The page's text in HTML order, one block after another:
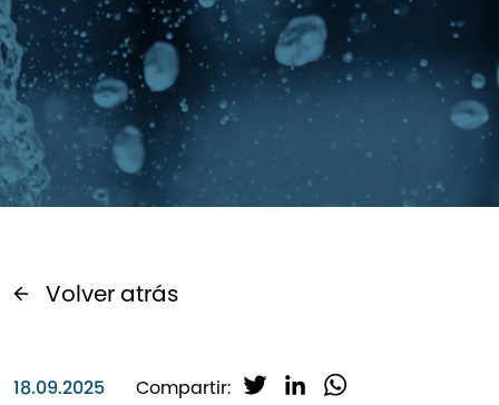
Volver atrás
18.09.2025 Compartir: